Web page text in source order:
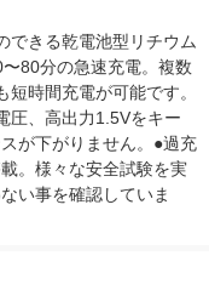
できる乾電池型リチウム
80分の急速充電。複数
時間充電が可能です。
圧、高出力1.5Vをキー
が下がりません。●過充
。様々な安全試験を実
い事を確認していま